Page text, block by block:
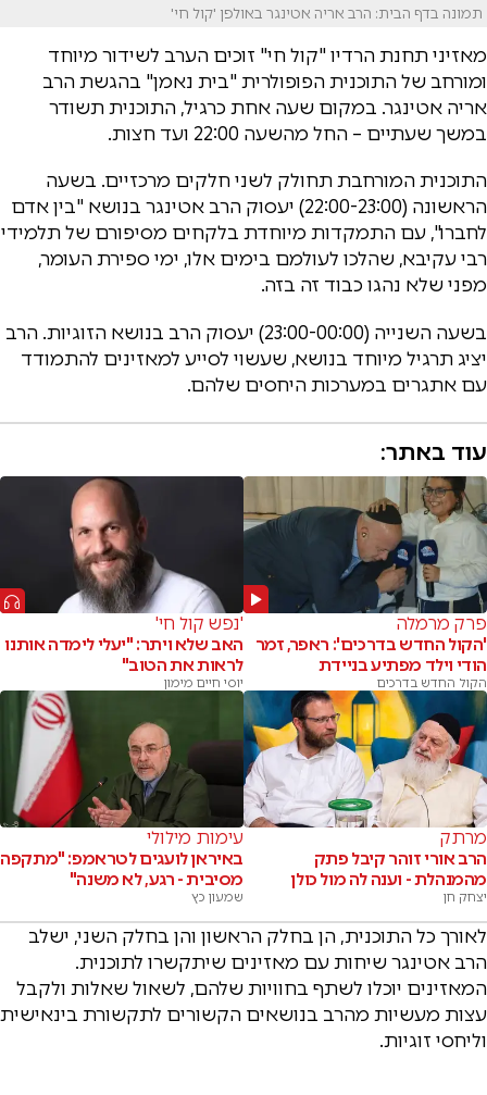
תמונה בדף הבית: הרב אריה אטינגר באולפן 'קול חי'
מאזיני תחנת הרדיו "קול חי" זוכים הערב לשידור מיוחד
ומורחב של התוכנית הפופולרית "בית נאמן" בהגשת הרב
אריה אטינגר. במקום שעה אחת כרגיל, התוכנית תשודר
במשך שעתיים – החל מהשעה 22:00 ועד חצות.
התוכנית המורחבת תחולק לשני חלקים מרכזיים. בשעה
הראשונה (22:00-23:00) יעסוק הרב אטינגר בנושא "בין אדם
לחברו", עם התמקדות מיוחדת בלקחים מסיפורם של תלמידי
רבי עקיבא, שהלכו לעולמם בימים אלו, ימי ספירת העומר,
מפני שלא נהגו כבוד זה בזה.
בשעה השנייה (23:00-00:00) יעסוק הרב בנושא הזוגיות. הרב
יציג תרגיל מיוחד בנושא, שעשוי לסייע למאזינים להתמודד
עם אתגרים במערכות היחסים שלהם.
עוד באתר:
פרק מרמלה
'הקול החדש בדרכים': ראפר, זמר
הודי וילד מפתיע בניידת
הקול החדש בדרכים
'נפש קול חי'
האב שלא ויתר: "יעלי לימדה אותנו
לראות את הטוב"
יוסי חיים מימון
מרתק
הרב אורי זוהר קיבל פתק
מהמנהלת - וענה לה מול כולן
יצחק חן
עימות מילולי
באיראן לועגים לטראמפ: "מתקפה
מסיבית - רגע, לא משנה"
שמעון כץ
לאורך כל התוכנית, הן בחלק הראשון והן בחלק השני, ישלב
הרב אטינגר שיחות עם מאזינים שיתקשרו לתוכנית.
המאזינים יוכלו לשתף בחוויות שלהם, לשאול שאלות ולקבל
עצות מעשיות מהרב בנושאים הקשורים לתקשורת בינאישית
וליחסי זוגיות.